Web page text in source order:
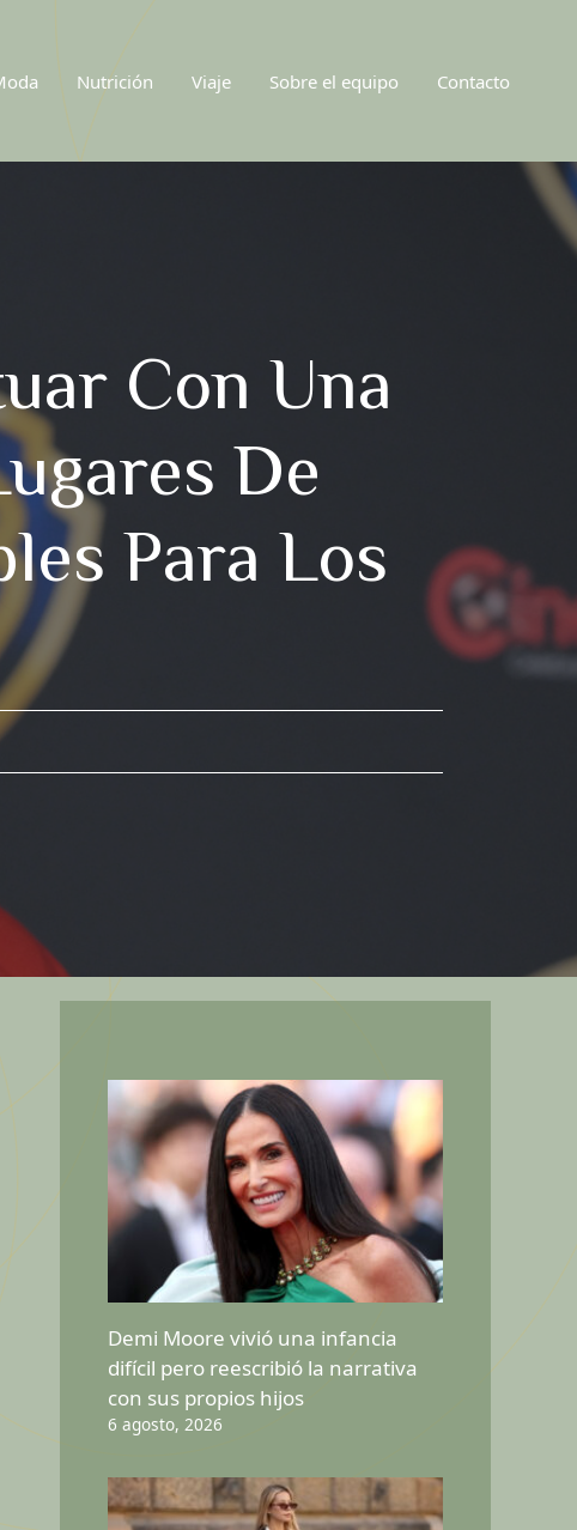
Nutrición Viaje Sobre el equipo Contacto
Con Una
De
Para Los
Demi Moore vivió una infancia
difícil pero reescribió la narrativa
con sus propios hijos
6 agosto, 2026